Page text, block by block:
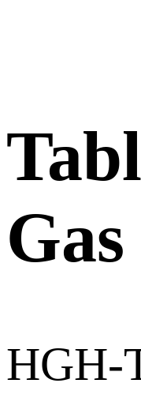
HGH-